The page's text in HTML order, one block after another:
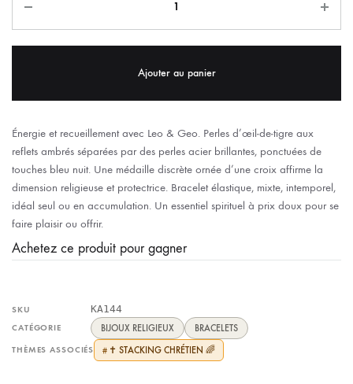
Ajouter au panier
Énergie et recueillement avec Leo & Geo. Perles d’œil‑de‑tigre aux
reflets ambrés séparées par des perles acier brillantes, ponctuées de
touches bleu nuit. Une médaille discrète ornée d’une croix affirme la
dimension religieuse et protectrice. Bracelet élastique, mixte, intemporel,
idéal seul ou en accumulation. Un essentiel spirituel à prix doux pour se
faire plaisir ou offrir.
Achetez ce produit pour gagner
SKU KA144
CATÉGORIE BIJOUX RELIGIEUX BRACELETS
THÈMES ASSOCIÉS # ✝️ STACKING CHRÉTIEN 🌈